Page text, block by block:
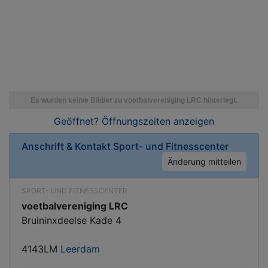
Geöffnet? Öffnungszeiten anzeigen
Anschrift & Kontakt Sport- und Fitnesscenter
Änderung mitteilen
SPORT- UND FITNESSCENTER
voetbalvereniging LRC
Bruininxdeelse Kade 4
4143LM Leerdam